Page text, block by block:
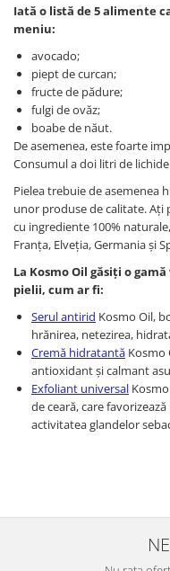
Iată o listă de 5 alimente
meniu:
avocado;
piept de curcan;
fructe de pădure;
fulgi de ovăz;
boabe de năut.
De asemenea, este foarte
Consumul a doi litri de
Pielea trebuie de asemenea
unor produse de calitate.
cu ingrediente 100%
Franța, Elveția, Germania și
La Kosmo Oil găsiți o
pielii, cum ar fi:
Serul antirid Kosmo Oil,
hrănirea, netezirea,
Cremă hidratantă Kosmo
antioxidant și calmant
Exfoliant universal
de ceară, care
activitatea glandelor